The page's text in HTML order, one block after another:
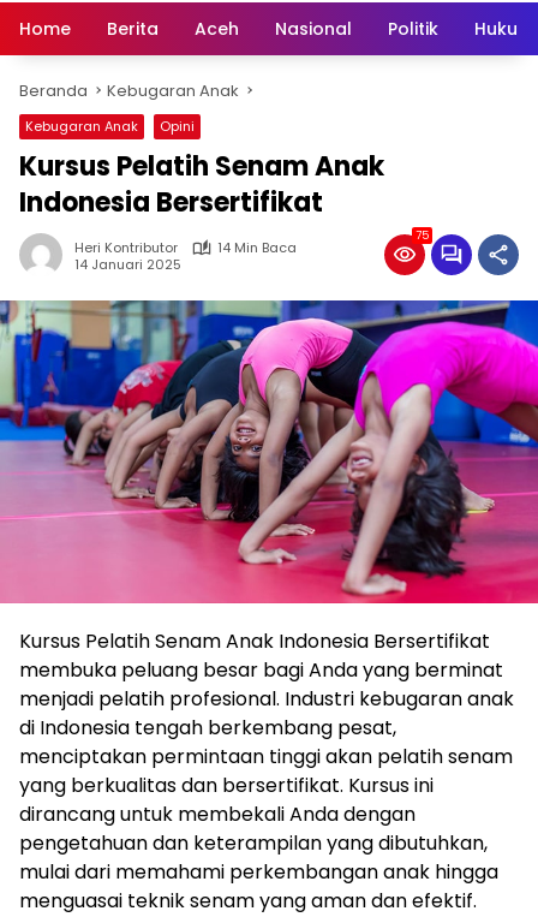
Home Berita Aceh Nasional Politik
Beranda Kebugaran Anak
Kebugaran Anak Opini
Kursus Pelatih Senam Anak
Indonesia Bersertifikat
Heri Kontributor
14 Min Baca
14 Januari 2025
75
Kursus Pelatih Senam Anak Indonesia Bersertifikat
membuka peluang besar bagi Anda yang berminat
menjadi pelatih profesional. Industri kebugaran anak
di Indonesia tengah berkembang pesat,
menciptakan permintaan tinggi akan pelatih senam
yang berkualitas dan bersertifikat. Kursus ini
dirancang untuk membekali Anda dengan
pengetahuan dan keterampilan yang dibutuhkan,
mulai dari memahami perkembangan anak hingga
menguasai teknik senam yang aman dan efektif.